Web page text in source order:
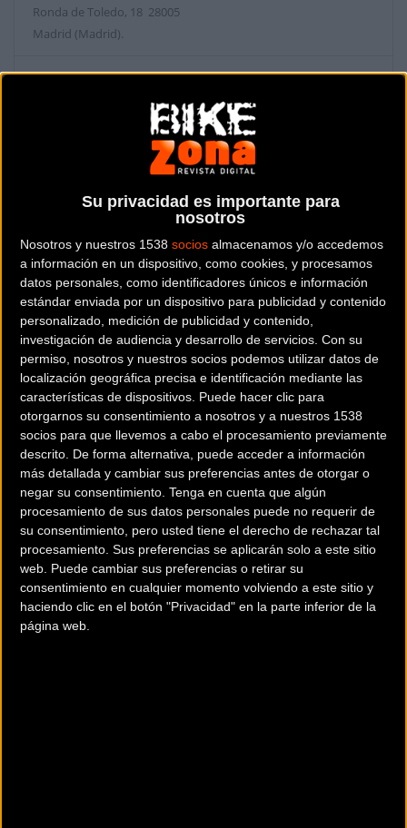
Su privacidad es importante para
nosotros
Nosotros y nuestros 1538 socios almacenamos y/o accedemos
a información en un dispositivo, como cookies, y procesamos
datos personales, como identificadores únicos e información
estándar enviada por un dispositivo para publicidad y contenido
personalizado, medición de publicidad y contenido,
investigación de audiencia y desarrollo de servicios. Con su
permiso, nosotros y nuestros socios podemos utilizar datos de
localización geográfica precisa e identificación mediante las
características de dispositivos. Puede hacer clic para
otorgarnos su consentimiento a nosotros y a nuestros 1538
socios para que llevemos a cabo el procesamiento previamente
descrito. De forma alternativa, puede acceder a información
más detallada y cambiar sus preferencias antes de otorgar o
negar su consentimiento. Tenga en cuenta que algún
procesamiento de sus datos personales puede no requerir de
su consentimiento, pero usted tiene el derecho de rechazar tal
procesamiento. Sus preferencias se aplicarán solo a este sitio
web. Puede cambiar sus preferencias o retirar su
consentimiento en cualquier momento volviendo a este sitio y
haciendo clic en el botón "Privacidad" en la parte inferior de la
página web.
Ronda de Toledo, 18 28005
Madrid (Madrid).
Contactar con la tienda
Web y RRSS de la tienda
Terms of use © 1987–2026 HERE
¿Eres el propietario de esta tienda? Descubre cómohacerte tienda
Premium para llegar a más clientes.
Comercios Bz Premium